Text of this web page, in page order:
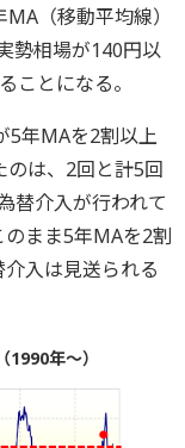
（移動平均線）
勢相場が140円以
ことになる。
5年MAを2割以上
は、2回と計5回
替介入が行われて
まま5年MAを2割
入は見送られる
年～）